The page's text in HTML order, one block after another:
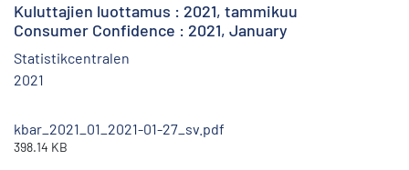
Kuluttajien luottamus : 2021, tammikuu
Consumer Confidence : 2021, January
Statistikcentralen
2021
kbar_2021_01_2021-01-27_sv.pdf
398.14 KB